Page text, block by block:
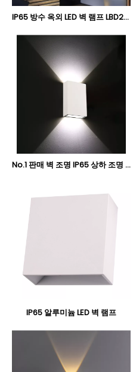
IP65 방수 옥외 LED 벽 램프 LBD2750L-8 LBD2750LT-8 LBD2750A-16
No.1 판매 벽 조명 IP65 상하 조명 LBD2750-4
IP65 알루미늄 LED 벽 램프